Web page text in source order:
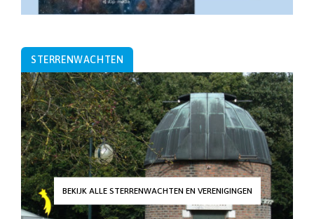
STERRENWACHTEN
BEKIJK ALLE STERRENWACHTEN EN VERENIGINGEN